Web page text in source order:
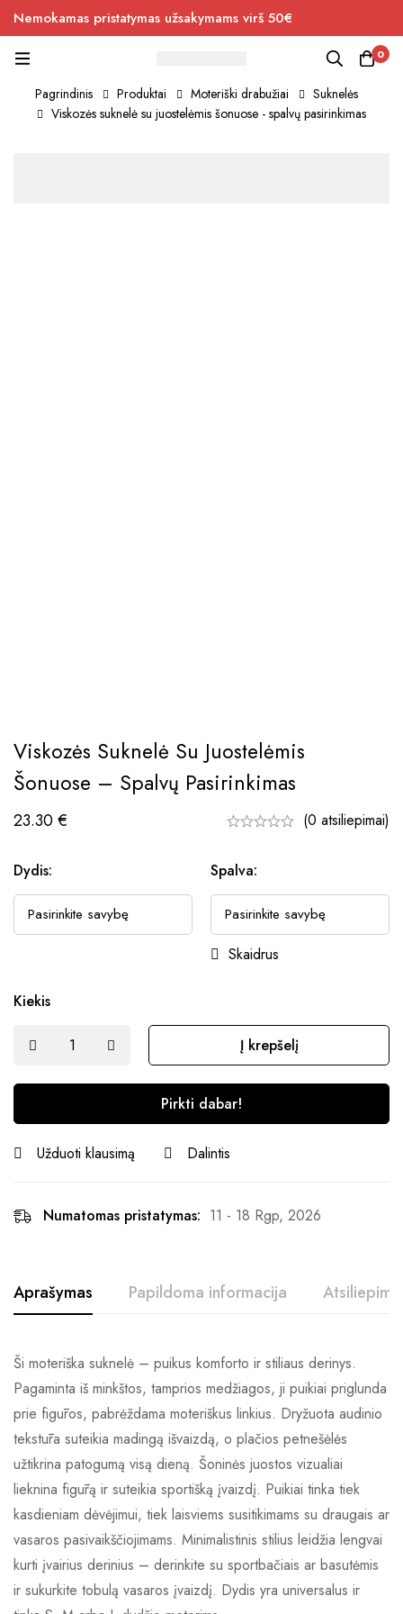
Nemokamas pristatymas užsakymams virš 50€
0
Pagrindinis Produktai Moteriški drabužiai
Suknelės
Viskozės suknelė su juostelėmis šonuose - spalvų pasirinkimas
Viskozės Suknelė Su Juostelėmis
Šonuose – Spalvų Pasirinkimas
23.30€ (0 atsiliepimai)
Dydis: Spalva:
Skaidrus
Kiekis
Į krepšelį
Pirkti dabar!
Užduoti klausimą Dalintis
Numatomas pristatymas: 11 - 18 Rgp, 2026
Aprašymas Papildoma informacija
Ši moteriška suknelė – puikus komforto ir stiliaus derinys.
Pagaminta iš minkštos, tamprios medžiagos, ji puikiai priglunda
prie figūros, pabrėždama moteriškus linkius. Dryžuota audinio
tekstūra suteikia madingą išvaizdą, o plačios petnešėlės
užtikrina patogumą visą dieną. Šoninės juostos vizualiai
lieknina figūrą ir suteikia sportišką įvaizdį. Puikiai tinka tiek
kasdieniam dėvėjimui, tiek laisviems susitikimams su draugais ar
vasaros pasivaikščiojimams. Minimalistinis stilius leidžia lengvai
kurti įvairius derinius – derinkite su sportbačiais ar basutėmis
ir sukurkite tobulą vasaros įvaizdį. Dydis yra universalus ir